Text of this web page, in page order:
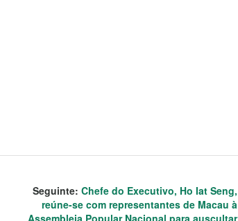
Seguinte: Chefe do Executivo, Ho Iat Seng,
reúne-se com representantes de Macau à